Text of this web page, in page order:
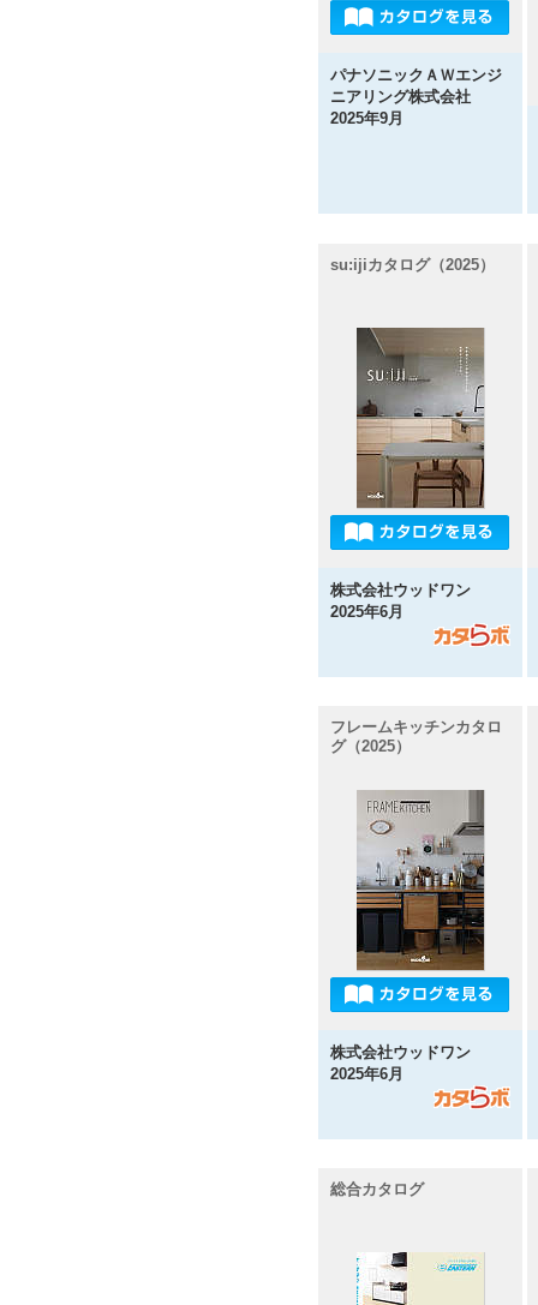
パナソニックＡＷエンジ
ニアリング株式会社
2025年9月
su:ijiカタログ（2025）
株式会社ウッドワン
2025年6月
フレームキッチンカタロ
グ（2025）
株式会社ウッドワン
2025年6月
総合カタログ